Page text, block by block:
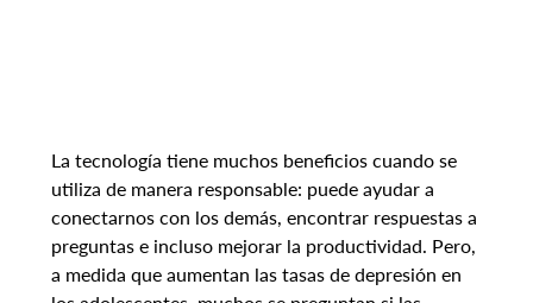
La tecnología tiene muchos beneficios cuando se
utiliza de manera responsable: puede ayudar a
conectarnos con los demás, encontrar respuestas a
preguntas e incluso mejorar la productividad. Pero,
a medida que aumentan las tasas de depresión en